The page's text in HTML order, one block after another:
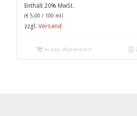
Enthält 20% MwSt.
(€5,00 / 100 ml)
zzgl. Versand
In den Warenkorb